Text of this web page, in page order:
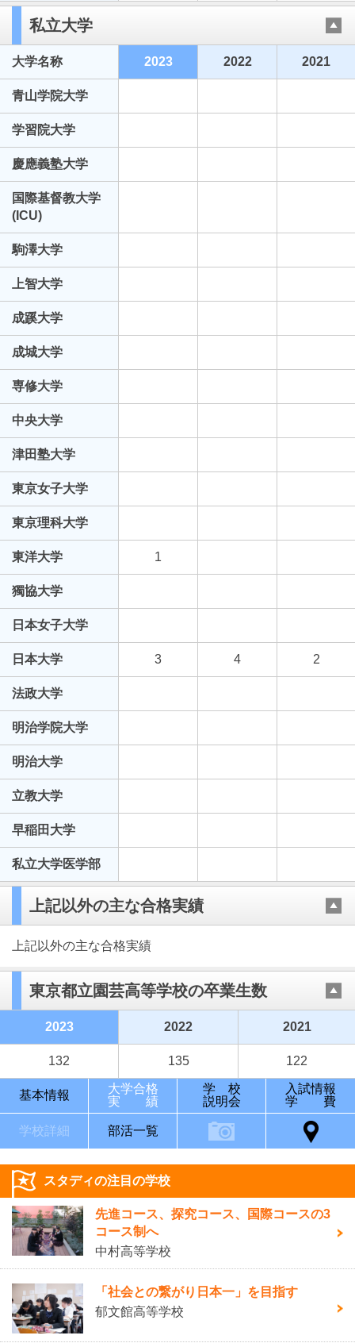
私立大学
大学名称 2023 2022 2021
青山学院大学
学習院大学
慶應義塾大学
国際基督教大学
(ICU)
駒澤大学
上智大学
成蹊大学
成城大学
専修大学
中央大学
津田塾大学
東京女子大学
東京理科大学
東洋大学 1
獨協大学
日本女子大学
日本大学 3 4 2
法政大学
明治学院大学
明治大学
立教大学
早稲田大学
私立大学医学部
上記以外の主な合格実績
上記以外の主な合格実績
東京都立園芸高等学校の卒業生数
2023 2022 2021
132 135 122
基本情報
大学合格
実 績
学 校
説明会
入試情報
学 費
学校詳細 部活一覧
スタディの注目の学校
先進コース、探究コース、国際コースの3
コース制へ
中村高等学校
「社会との繋がり日本一」を目指す
郁文館高等学校